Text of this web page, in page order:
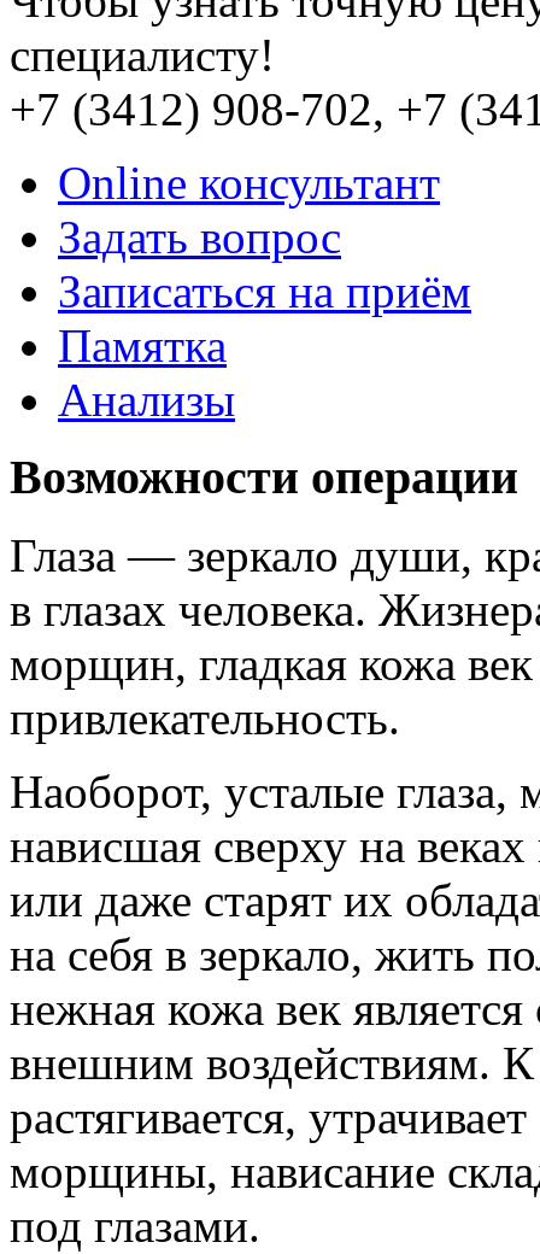
специалисту!
+7 (3412) 908-702, +7
Online консультант
Задать вопрос
Записаться на приём
Памятка
Анализы
Возможности операции
Глаза — зеркало души,
в глазах человека.
морщин, гладкая кожа
привлекательность.
Наоборот, усталые
нависшая сверху на
или даже старят их
на себя в зеркало, жить
нежная кожа век
внешним воздействиям.
растягивается,
морщины, нависание
под глазами.